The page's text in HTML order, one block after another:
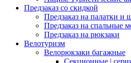
Предзаказ со скидкой
Предзаказ на палатки и
Предзаказ на спальные
Предзаказ на рюкзаки
Велотуризм
Велорюкзаки багажные
Секционные |